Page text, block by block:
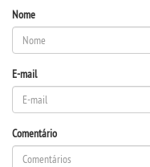
PPC
LOGIN
Nome
E-mail
Comentário